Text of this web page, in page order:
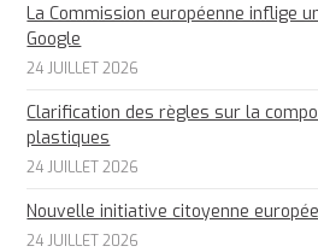
La Commission européenne inflige
Google
24 JUILLET 2026
Clarification des règles sur la
plastiques
24 JUILLET 2026
Nouvelle initiative citoyenne
24 JUILLET 2026